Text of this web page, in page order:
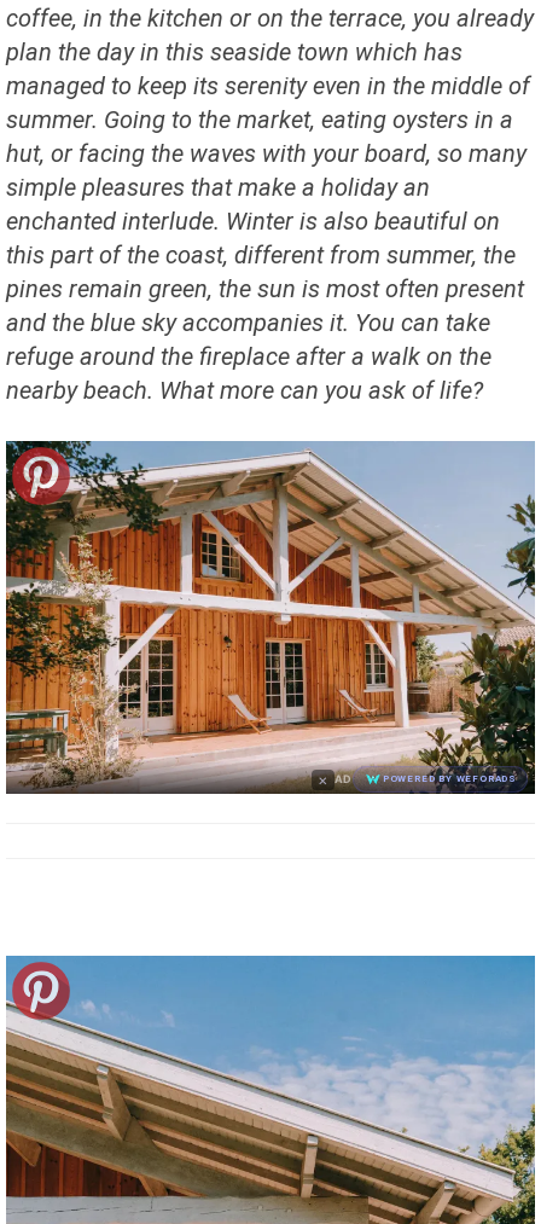
coffee, in the kitchen or on the terrace, you already
plan the day in this seaside town which has
managed to keep its serenity even in the middle of
summer. Going to the market, eating oysters in a
hut, or facing the waves with your board, so many
simple pleasures that make a holiday an
enchanted interlude. Winter is also beautiful on
this part of the coast, different from summer, the
pines remain green, the sun is most often present
and the blue sky accompanies it. You can take
refuge around the fireplace after a walk on the
nearby beach. What more can you ask of life?
× AD POWERED BY WEFORADS